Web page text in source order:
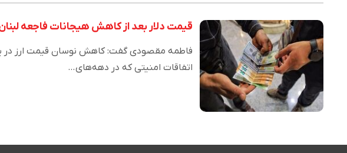
قیمت‌ دلار بعد از کاهش هیجانات فاجعه
فاطمه مقصودی گفت: کاهش نوسان قیمت ارز در
اتفاقات امنیتی که در دهه‌های…